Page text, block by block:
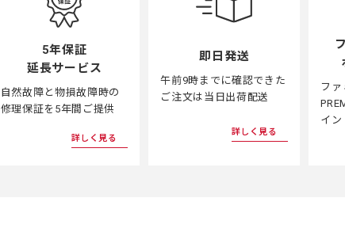
5年保証
延長サービス
自然故障と物損故障時の
修理保証を5年間ご提供
詳しく見る
即日発送
午前9時までに確認できた
ご注文は当日出荷配送
詳しく見る
フ
イン